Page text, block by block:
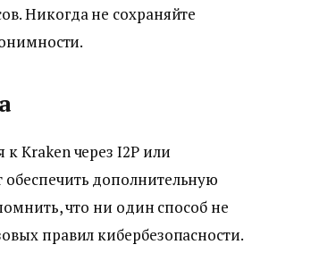
Никогда не сохраняйте
Kraken через I2P или
дополнительную
что ни один способ не
правил кибербезопасности.